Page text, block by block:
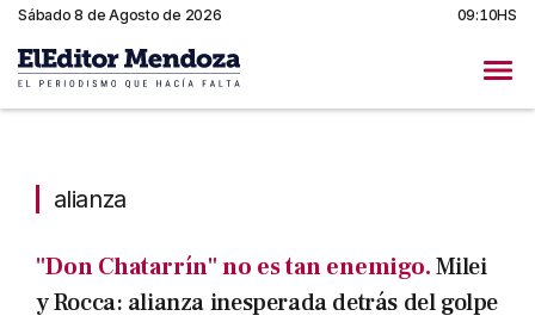
Sábado 8 de Agosto de 2026 09:10HS
alianza
"Don Chatarrín" no es tan enemigo.Milei
y Rocca: alianza inesperada detrás del golpe